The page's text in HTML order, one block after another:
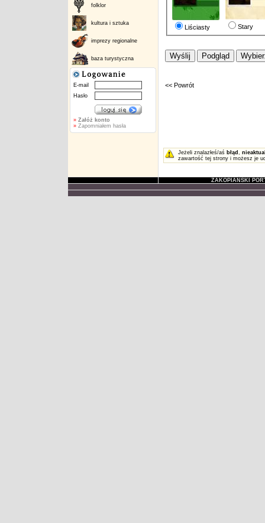
folklor
kultura i sztuka
imprezy regionalne
baza turystyczna
E-mail
Hasło
» Załóż konto
» Zapomniałem hasła
Liściasty Stary
<< Powrót
Jeżeli znalazłeś/aś błąd ,
zawartość tej strony i możesz je
ZAKOPIAŃSKI